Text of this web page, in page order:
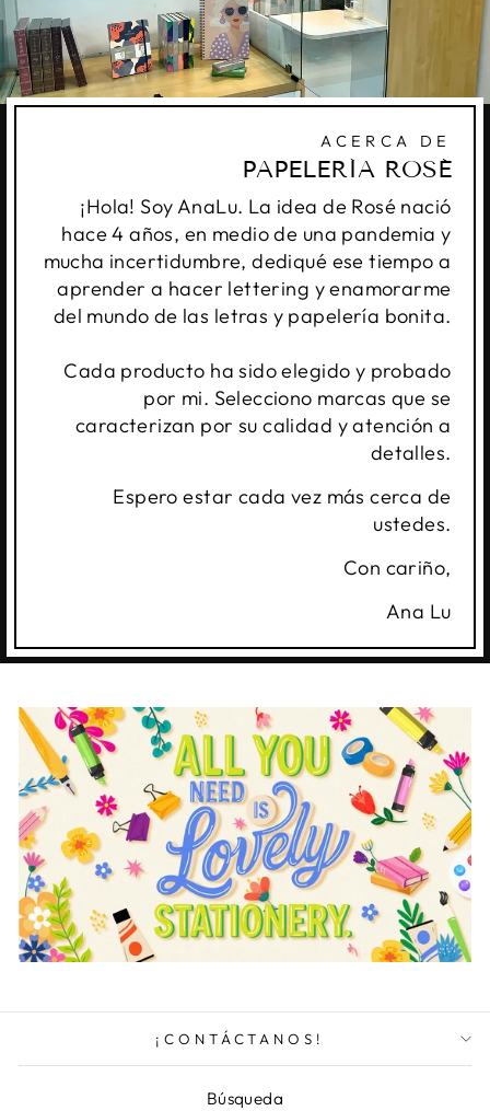
ACERCA DE
PAPELERÍA ROSÉ
¡Hola! Soy AnaLu. La idea de Rosé nació
hace 4 años, en medio de una pandemia y
mucha incertidumbre, dediqué ese tiempo a
aprender a hacer lettering y enamorarme
del mundo de las letras y papelería bonita.
Cada producto ha sido elegido y probado
por mi. Selecciono marcas que se
caracterizan por su calidad y atención a
detalles.
Espero estar cada vez más cerca de
ustedes.
Con cariño,
Ana Lu
¡CONTÁCTANOS!
Búsqueda